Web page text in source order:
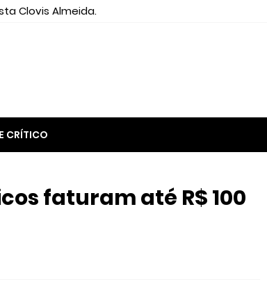
Clovis Almeida.
CRÍTICO
faturam até R$ 100